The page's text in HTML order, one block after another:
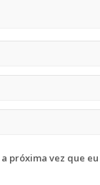
próxima vez que